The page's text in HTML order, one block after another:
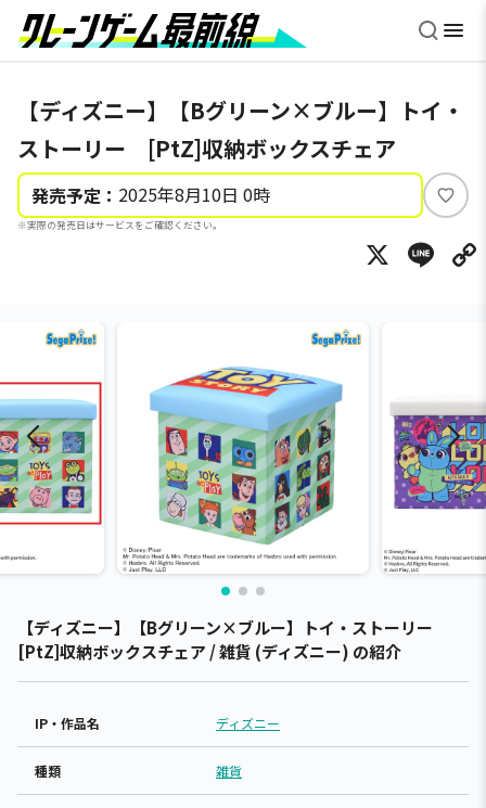
【ディズニー】【Bグリーン×ブルー】トイ・
ストーリー [PtZ]収納ボックスチェア
発売予定： 2025年8月10日 0時
※実際の発売日はサービスをご確認ください。
い
ね
X
【ディズニー】【Bグリーン×ブルー】トイ・ストーリー
[PtZ]収納ボックスチェア / 雑貨 (ディズニー) の紹介
IP・作品名 ディズニー
種類 雑貨